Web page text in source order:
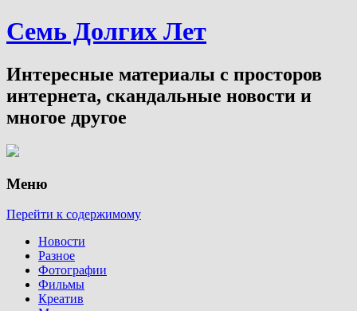
Семь Долгих Лет
Интересные материалы с просторов
интернета, скандальные новости и
многое другое
Меню
Перейти к содержимому
Новости
Разное
Фотографии
Фильмы
Креатив